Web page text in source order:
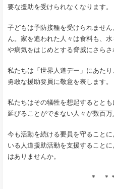
要な援助を受けられなくなります。
子どもは予防接種を受けられませ
ん。家を追われた人々は食料も、
や病気をはじめとする脅威にさらさ
私たちは「世界人道デー」にあた
勇敢な援助要員に敬意を表します。
私たちはその犠牲を想起するとと
延びることができない人々が数百万
今も活動を続ける要員を守ること
いる人道援助活動を支援すること
はありませんか。
＊ ＊